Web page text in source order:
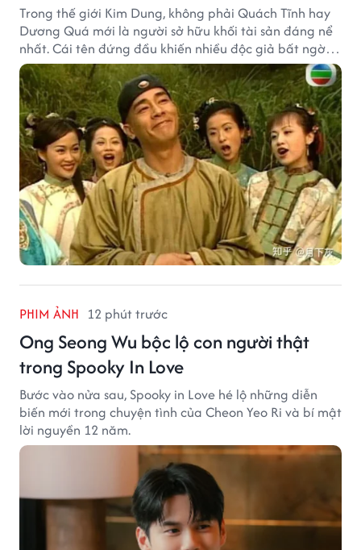
Trong thế giới Kim Dung, không phải Quách Tĩnh hay
Dương Quá mới là người sở hữu khối tài sản đáng nể
nhất. Cái tên đứng đầu khiến nhiều độc giả bất ngờ
bởi xuất thân của nhân vật này hoàn toàn không
giống một đại hiệp.
PHIM ẢNH 12 phút trước
Ong Seong Wu bộc lộ con người thật
trong Spooky In Love
Bước vào nửa sau, Spooky in Love hé lộ những diễn
biến mới trong chuyện tình của Cheon Yeo Ri và bí mật
lời nguyền 12 năm.